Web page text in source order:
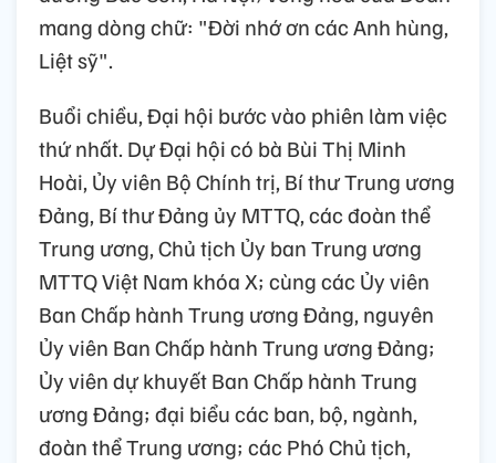
mang dòng chữ: "Đời nhớ ơn các Anh hùng,
Liệt sỹ".
Buổi chiều, Đại hội bước vào phiên làm việc
thứ nhất. Dự Đại hội có bà Bùi Thị Minh
Hoài, Ủy viên Bộ Chính trị, Bí thư Trung ương
Đảng, Bí thư Đảng ủy MTTQ, các đoàn thể
Trung ương, Chủ tịch Ủy ban Trung ương
MTTQ Việt Nam khóa X; cùng các Ủy viên
Ban Chấp hành Trung ương Đảng, nguyên
Ủy viên Ban Chấp hành Trung ương Đảng;
Ủy viên dự khuyết Ban Chấp hành Trung
ương Đảng; đại biểu các ban, bộ, ngành,
đoàn thể Trung ương; các Phó Chủ tịch,